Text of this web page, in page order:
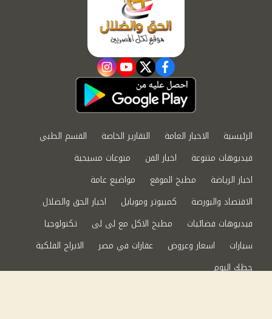
facebook
twitter
youtube
instagram
الرئيسية الاخبار العامة التقارير الخاصة
القسم الطبي
فيديوهات متنوعة
اخبار الفن
منوعات مسيحية
اخبار الرياضة
مطبخ الموقع
مواضيع عامة
الاقتصاد والبورصة
كمبيوتر وموبايل
اخبار الحق والضلال
فيديوهات فضائيات
مطبخ الاكل مع لى لى
تكنولوجيا
سيارات
اسعار وعروض عقارات في مصر
الابراج الفلكية
حظك اليوم